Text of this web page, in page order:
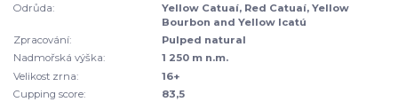
Odrůda:
Yellow Catuaí, Red Catuaí, Yellow
Bourbon and Yellow Icatú
Zpracování:
Pulped natural
Nadmořská výška:
1 250 m n.m.
Velikost zrna:
16+
Cupping score:
83,5